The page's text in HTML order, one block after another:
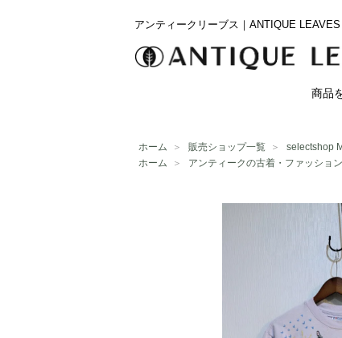
アンティークリーブス｜ANTIQUE LEAVES
商品
ホーム ＞ 販売ショップ一覧 ＞
selectshop
ホーム
＞ アンティークの古着・ファッショ